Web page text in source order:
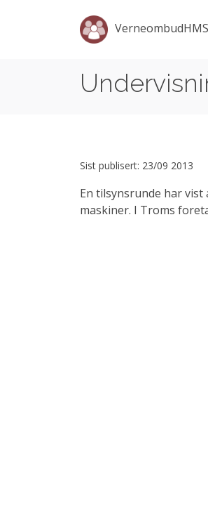
VerneombudHMS
Sist publisert: 23/09 2013
En tilsynsrunde har
maskiner. I Troms